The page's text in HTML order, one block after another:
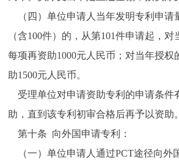
（四）单位申请人当年发明专利申请
（含100件）的，从第101件申请起，
每项再资助1000元人民币；对当年授权
助1500元人民币。
受理单位对申请资助专利的申请条件
助，直到该专利初审合格后再予以资助。
第十条 向外国申请专利：
（一）单位申请人通过PCT途径向外